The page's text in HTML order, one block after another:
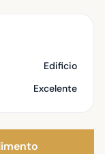
Edificio
Excelente